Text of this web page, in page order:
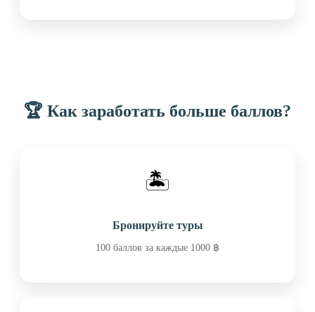
🏆 Как заработать больше баллов?
🏝️
Бронируйте туры
100 баллов за каждые 1000 ฿